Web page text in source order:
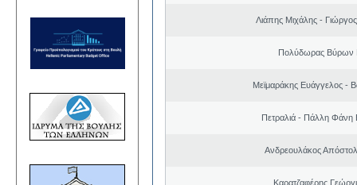
Λιάπης Μιχάλης -
Πολύδωρας Βύρων
Μεϊμαράκης Ευάγγελος -
Πετραλιά - Πάλλη Φάνη
Ανδρεουλάκος
Καρατζαφέρης